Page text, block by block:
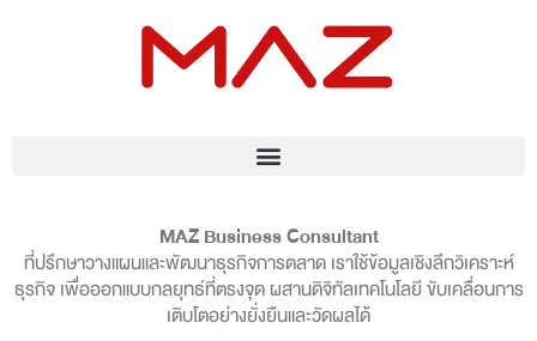
MAZ Business Consultant
ที่ปรึกษาวางแผนและพัฒนาธุรกิจการตลาด เราใช้ข้อมูลเชิงลึกวิเคราะห์
ธุรกิจ เพื่อออกแบบกลยุทธ์ที่ตรงจุด ผสานดิจิทัลเทคโนโลยี ขับเคลื่อนการ
เติบโตอย่างยั่งยืนและวัดผลได้